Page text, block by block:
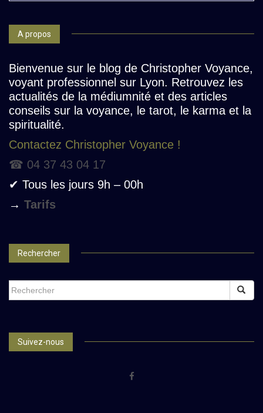
A propos
Bienvenue sur le blog de Christopher Voyance,
voyant professionnel sur Lyon. Retrouvez les
actualités de la médiumnité et des articles
conseils sur la voyance, le tarot, le karma et la
spiritualité.
Contactez Christopher Voyance !
☎ 04 37 43 04 17
✔ Tous les jours 9h – 00h
→ Tarifs
Rechercher
SEARCH
FOR:
Suivez-nous